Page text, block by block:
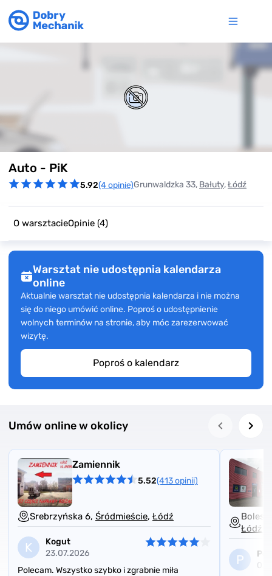
Auto - PiK
5.92(4 opinie)Grunwaldzka 33, Bałuty,Łódź
O warsztacieOpinie (4)
Warsztat nie udostępnia kalendarza
online
Aktualnie warsztat nie udostępnia kalendarza i nie można
się do niego umówić online. Poproś o udostępnienie
wolnych terminów na stronie, aby móc zarezerwować
wizytę.
Poproś o kalendarz
Umów online w okolicy
Zamiennik
5.52(413 opinii)
Srebrzyńska 6, Śródmieście, Łódź
K
Kogut
23.07.2026
Polecam. Wszystko szybko i zgrabnie miła
Łódź
P